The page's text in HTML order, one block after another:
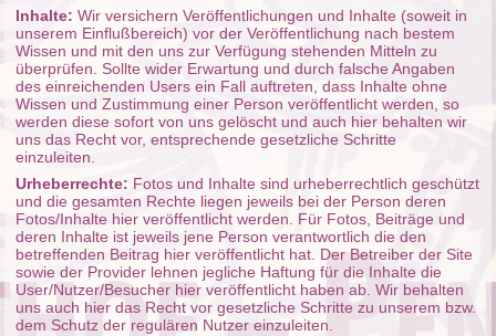
Inhalte: Wir versichern Veröffentlichungen und Inhalte (soweit in
unserem Einflußbereich) vor der Veröffentlichung nach bestem
Wissen und mit den uns zur Verfügung stehenden Mitteln zu
überprüfen. Sollte wider Erwartung und durch falsche Angaben
des einreichenden Users ein Fall auftreten, dass Inhalte ohne
Wissen und Zustimmung einer Person veröffentlicht werden, so
werden diese sofort von uns gelöscht und auch hier behalten wir
uns das Recht vor, entsprechende gesetzliche Schritte
einzuleiten.
Urheberrechte: Fotos und Inhalte sind urheberrechtlich geschützt
und die gesamten Rechte liegen jeweils bei der Person deren
Fotos/Inhalte hier veröffentlicht werden. Für Fotos, Beiträge und
deren Inhalte ist jeweils jene Person verantwortlich die den
betreffenden Beitrag hier veröffentlicht hat. Der Betreiber der Site
sowie der Provider lehnen jegliche Haftung für die Inhalte die
User/Nutzer/Besucher hier veröffentlicht haben ab. Wir behalten
uns auch hier das Recht vor gesetzliche Schritte zu unserem bzw.
dem Schutz der regulären Nutzer einzuleiten.